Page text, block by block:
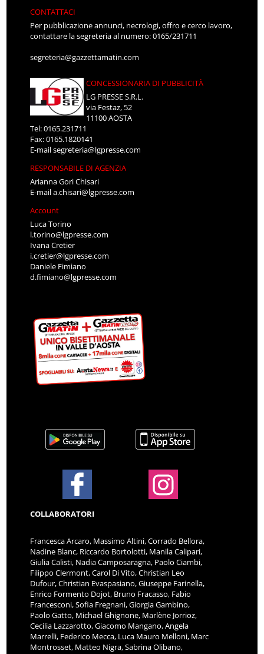
CONTATTACI
Per pubblicazione annunci, necrologi, offro e cerco lavoro,
contattare la segreteria al numero: 0165/231711
segreteria@gazzettamatin.com
CONCESSIONARIA DI PUBBLICITÀ
LG PRESSE S.R.L.
via Festaz, 52
11100 AOSTA
Tel: 0165.231711
Fax: 0165.1820141
E-mailsegreteria@lgpresse.com
RESPONSABILE DI AGENZIA
Arianna Gori Chisari
E-maila.chisari@lgpresse.com
Account
Luca Torino
l.torino@lgpresse.com
Ivana Cretier
i.cretier@lgpresse.com
Daniele Fimiano
d.fimiano@lgpresse.com
COLLABORATORI
Francesca Arcaro, Massimo Altini, Corrado Bellora,
Nadine Blanc, Riccardo Bortolotti, Manila Calipari,
Giulia Calisti, Nadia Camposaragna, Paolo Ciambi,
Filippo Clermont, Carol Di Vito, Christian Leo
Dufour, Christian Evaspasiano, Giuseppe Farinella,
Enrico Formento Dojot, Bruno Fracasso, Fabio
Francesconi, Sofia Fregnani, Giorgia Gambino,
Paolo Gatto, Michael Ghignone, Marlène Jorrioz,
Cecilia Lazzarotto, Giacomo Mangano, Angela
Marrelli, Federico Mecca, Luca Mauro Melloni, Marc
Montrosset, Matteo Nigra, Sabrina Olibano,